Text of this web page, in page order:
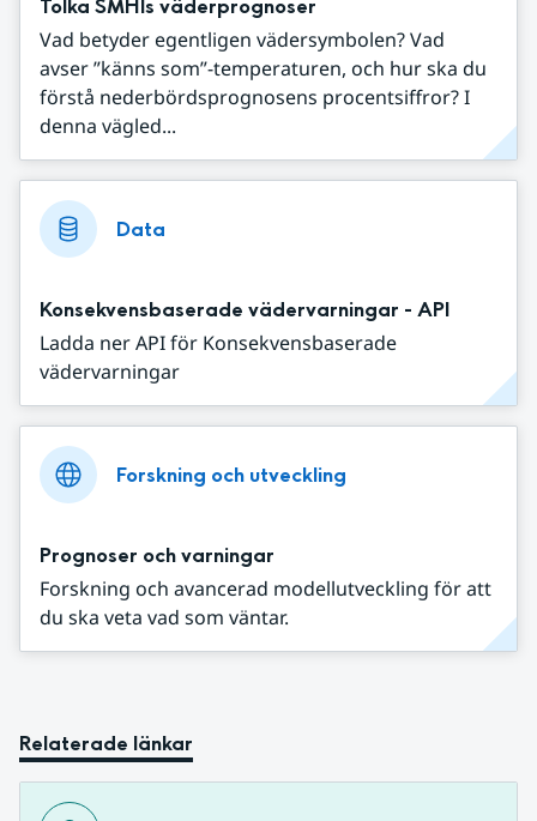
Tolka SMHIs väderprognoser
Vad betyder egentligen vädersymbolen? Vad
avser ”känns som”-temperaturen, och hur ska du
förstå nederbördsprognosens procentsiffror? I
denna vägled...
Data
Konsekvensbaserade vädervarningar - API
Ladda ner API för Konsekvensbaserade
vädervarningar
Forskning och utveckling
Prognoser och varningar
Forskning och avancerad modellutveckling för att
du ska veta vad som väntar.
Relaterade länkar